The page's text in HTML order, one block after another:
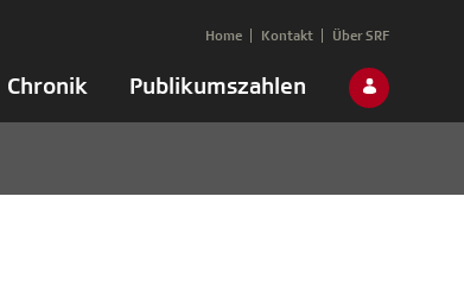
Chronik Publikumszahlen
Home Kontakt Über SRF